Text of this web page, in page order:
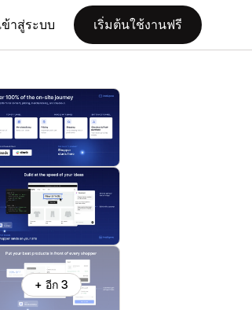
ข้าสู่ระบบ เริ่มต้นใช้งานฟรี
+ อีก 3